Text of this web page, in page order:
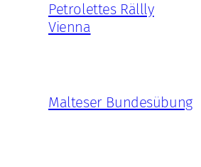
Petrolettes Rällly
Vienna
Malteser Bundesübung